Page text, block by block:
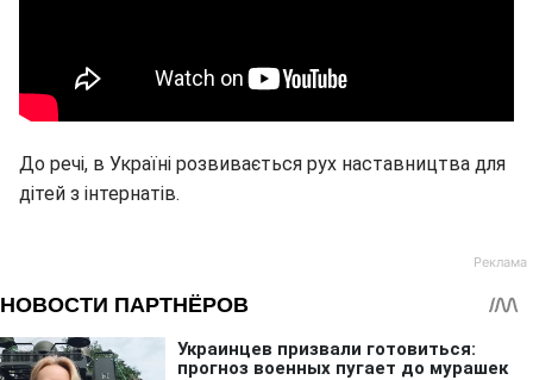
До речі, в Україні розвивається рух наставництва для
дітей з інтернатів.